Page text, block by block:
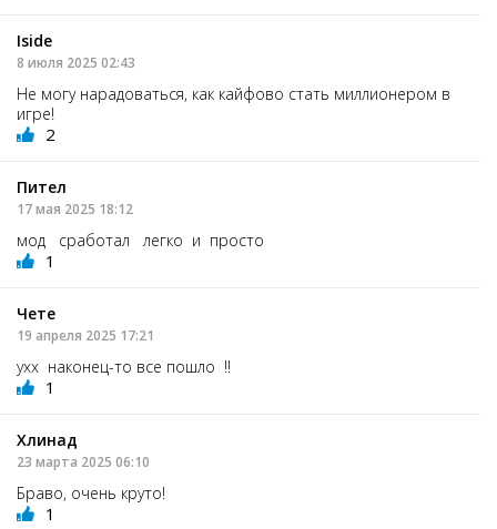
Iside
8 июля 2025 02:43
Не могу нарадоваться, как кайфово стать миллионером в
игре!
2
Пител
17 мая 2025 18:12
мод сработал легко и просто
1
Чете
19 апреля 2025 17:21
ухх наконец-то все пошло !!
1
Хлинад
23 марта 2025 06:10
Браво, очень круто!
1